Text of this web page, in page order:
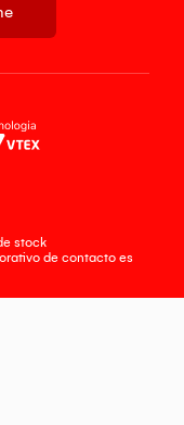
stock
de contacto es